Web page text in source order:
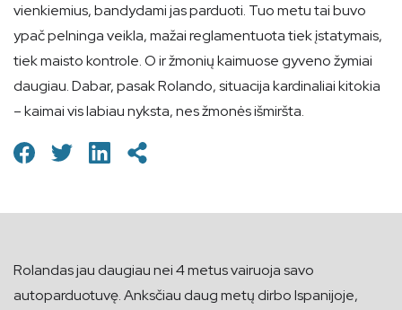
vienkiemius, bandydami jas parduoti. Tuo metu tai buvo
ypač pelninga veikla, mažai reglamentuota tiek įstatymais,
tiek maisto kontrole. O ir žmonių kaimuose gyveno žymiai
daugiau. Dabar, pasak Rolando, situacija kardinaliai kitokia
– kaimai vis labiau nyksta, nes žmonės išmiršta.
Rolandas jau daugiau nei 4 metus vairuoja savo
autoparduotuvę. Anksčiau daug metų dirbo Ispanijoje,